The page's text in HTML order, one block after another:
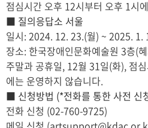
점심시간 오후 12시부터 오후 1시
■ 질의응답소 서울
일시: 2024. 12. 23.(월) ~ 2025.
장소: 한국장애인문화예술원 3층(
주말과 공휴일, 12월 31일(화), 점
에는 운영하지 않습니다.
■ 신청방법 (*전화를 통한 사전 신
전화 신청 (02-760-9725)